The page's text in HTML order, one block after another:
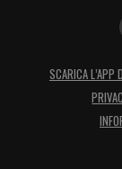
SCARICA L’APP